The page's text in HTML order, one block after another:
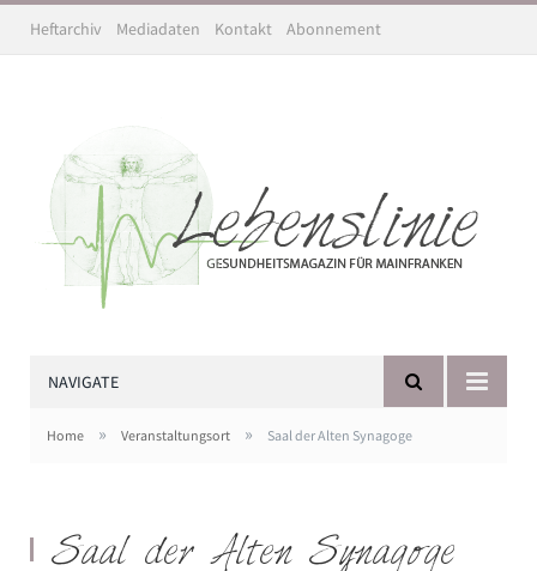
Heftarchiv Mediadaten Kontakt Abonnement
NAVIGATE
Home » Veranstaltungsort » Saal der Alten Synagoge
Saal der Alten Synagoge